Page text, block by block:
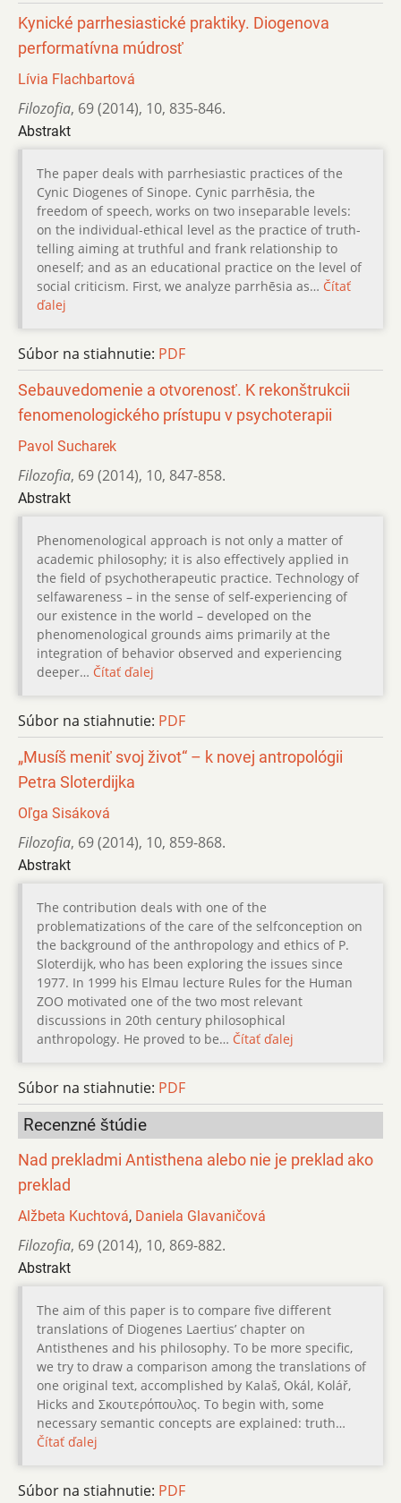
Kynické parrhesiastické praktiky. Diogenova
performatívna múdrosť
Lívia Flachbartová
Filozofia, 69 (2014), 10, 835-846.
Abstrakt
The paper deals with parrhesiastic practices of the
Cynic Diogenes of Sinope. Cynic parrhēsia, the
freedom of speech, works on two inseparable levels:
on the individual-ethical level as the practice of truth-
telling aiming at truthful and frank relationship to
oneself; and as an educational practice on the level of
social criticism. First, we analyze parrhēsia as… Čítať
ďalej
Súbor na stiahnutie: PDF
Sebauvedomenie a otvorenosť. K rekonštrukcii
fenomenologického prístupu v psychoterapii
Pavol Sucharek
Filozofia, 69 (2014), 10, 847-858.
Abstrakt
Phenomenological approach is not only a matter of
academic philosophy; it is also effectively applied in
the field of psychotherapeutic practice. Technology of
selfawareness – in the sense of self-experiencing of
our existence in the world – developed on the
phenomenological grounds aims primarily at the
integration of behavior observed and experiencing
deeper… Čítať ďalej
Súbor na stiahnutie: PDF
„Musíš meniť svoj život“ – k novej antropológii
Petra Sloterdijka
Oľga Sisáková
Filozofia, 69 (2014), 10, 859-868.
Abstrakt
The contribution deals with one of the
problematizations of the care of the selfconception on
the background of the anthropology and ethics of P.
Sloterdijk, who has been exploring the issues since
1977. In 1999 his Elmau lecture Rules for the Human
ZOO motivated one of the two most relevant
discussions in 20th century philosophical
anthropology. He proved to be… Čítať ďalej
Súbor na stiahnutie: PDF
Recenzné štúdie
Nad prekladmi Antisthena alebo nie je preklad ako
preklad
Alžbeta Kuchtová, Daniela Glavaničová
Filozofia, 69 (2014), 10, 869-882.
Abstrakt
The aim of this paper is to compare five different
translations of Diogenes Laertiusʼ chapter on
Antisthenes and his philosophy. To be more specific,
we try to draw a comparison among the translations of
one original text, accomplished by Kalaš, Okál, Kolář,
Hicks and Σκουτερόπουλος. To begin with, some
necessary semantic concepts are explained: truth…
Čítať ďalej
Súbor na stiahnutie: PDF